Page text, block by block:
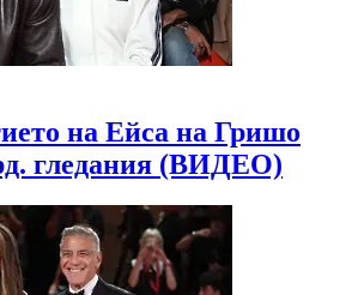
на Ейса на Гришо
гледания (ВИДЕО)